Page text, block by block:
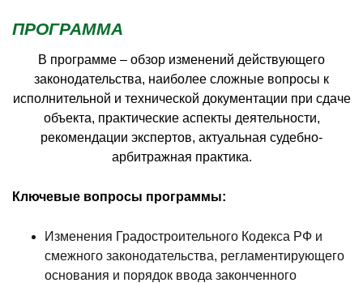
ПРОГРАММА
В программе – обзор изменений действующего
законодательства, наиболее сложные вопросы к
исполнительной и технической документации при сдаче
объекта, практические аспекты деятельности,
рекомендации экспертов, актуальная судебно-
арбитражная практика.
Ключевые вопросы программы:
Изменения Градостроительного Кодекса РФ и
смежного законодательства, регламентирующего
основания и порядок ввода законченного